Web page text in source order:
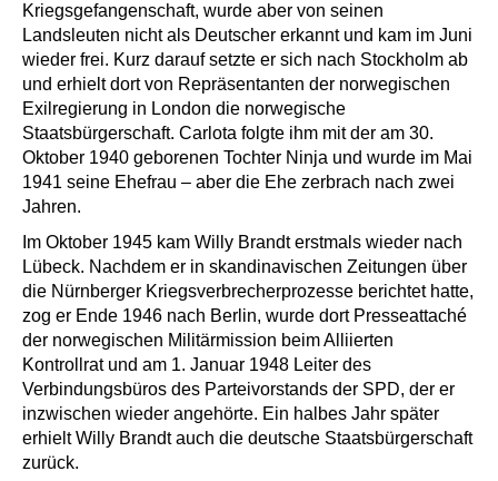
Kriegsgefangenschaft, wurde aber von seinen
Landsleuten nicht als Deutscher erkannt und kam im Juni
wieder frei. Kurz darauf setzte er sich nach Stockholm ab
und erhielt dort von Repräsentanten der norwegischen
Exilregierung in London die norwegische
Staatsbürgerschaft. Carlota folgte ihm mit der am 30.
Oktober 1940 geborenen Tochter Ninja und wurde im Mai
1941 seine Ehefrau – aber die Ehe zerbrach nach zwei
Jahren.
Im Oktober 1945 kam Willy Brandt erstmals wieder nach
Lübeck. Nachdem er in skandinavischen Zeitungen über
die Nürnberger Kriegsverbrecherprozesse berichtet hatte,
zog er Ende 1946 nach Berlin, wurde dort Presseattaché
der norwegischen Militärmission beim Alliierten
Kontrollrat und am 1. Januar 1948 Leiter des
Verbindungsbüros des Parteivorstands der SPD, der er
inzwischen wieder angehörte. Ein halbes Jahr später
erhielt Willy Brandt auch die deutsche Staatsbürgerschaft
zurück.